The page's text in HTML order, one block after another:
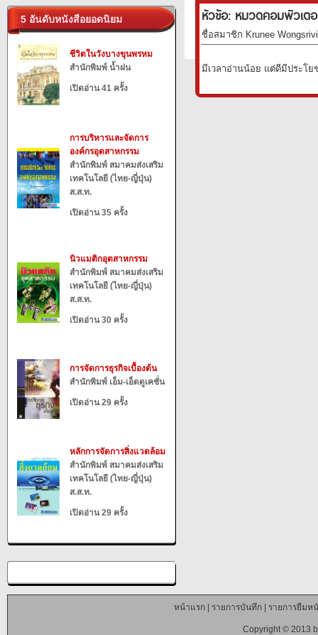
5 อันดับหนังสือยอดนิยม
ชีวิตในวังบางขุนพรหม
สำนักพิมพ์ น้ำฝน
เปิดอ่าน 41 ครั้ง
การบริหารและจัดการ
องค์กรอุตสาหกรรม
สำนักพิมพ์ สมาคมส่งเสริม
เทคโนโลยี (ไทย-ญี่ปุ่น)
ส.ส.ท.
เปิดอ่าน 35 ครั้ง
นิวแมติกอุตสาหกรรม
สำนักพิมพ์ สมาคมส่งเสริม
เทคโนโลยี (ไทย-ญี่ปุ่น)
ส.ส.ท.
เปิดอ่าน 30 ครั้ง
การจัดการธุรกิจเบื้องต้น
สำนักพิมพ์ เอ็ม-เอ็ดดูเคชั่น
เปิดอ่าน 29 ครั้ง
หลักการจัดการสิ่งแวดล้อม
สำนักพิมพ์ สมาคมส่งเสริม
เทคโนโลยี (ไทย-ญี่ปุ่น)
ส.ส.ท.
เปิดอ่าน 29 ครั้ง
หัวข้อ: หมวดคอมพิวเต
ชื่อสมาชิก Krunee
มีเวลาอ่านน้อย แต่ดีมีประโย
หน้าแรก| รายการบันทึก| รายการยืมห
Copyright © 2013